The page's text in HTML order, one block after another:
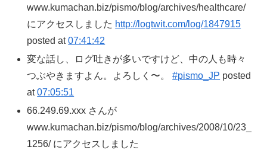
www.kumachan.biz/pismo/blog/archives/healthcare/
にアクセスしました http://logtwit.com/log/1847915
posted at07:41:42
変な話し、ログ吐きが多いですけど、中の人も時々
つぶやきますよん。よろしく〜。#pismo_JP posted
at07:05:51
66.249.69.xxx さんが
www.kumachan.biz/pismo/blog/archives/2008/10/23_
1256/ にアクセスしました